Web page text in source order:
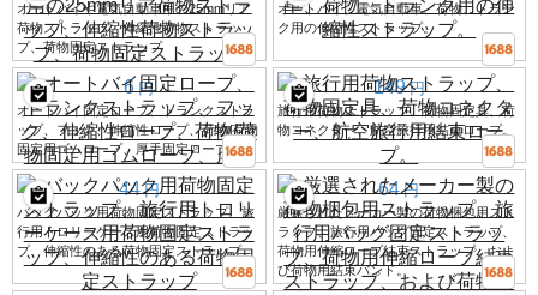
オートバイや電気自動車用の25mmリア
荷物ストラップ、伸縮性荷物ストラッ
プ、荷物固定ストラップ
オートバイ、電気自動車、荷物、トラン
ク用の伸縮性ストラップ。
6 円
オートバイ固定ロープ、トランクストラ
ップ、フック、伸縮性ロープ、荷物/荷物
固定用ゴムロープ、厚手固定ロープ
149 円
旅行用荷物ストラップ、荷物固定具、荷
物コネクター、航空旅行用結束ロープ。
44 円
バックパック用荷物固定ストラップ、旅
行用トロリーケース用荷物固定ストラッ
プ、伸縮性のある荷物固定ストラップ
64 円
厳選されたメーカー製の荷物梱包用スト
ラップ、旅行用バッグ固定ストラップ、
荷物用伸縮ロープ結束ストラップ、およ
び荷物用結束バンド。